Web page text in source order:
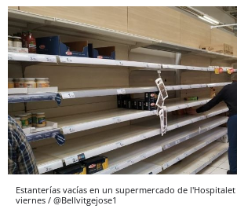
Estanterías vacías en un supermercado de
viernes / @Bellvitgejose1